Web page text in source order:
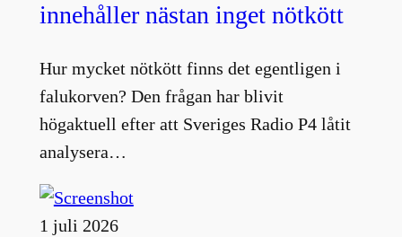
innehåller nästan inget nötkött
Hur mycket nötkött finns det egentligen i
falukorven? Den frågan har blivit
högaktuell efter att Sveriges Radio P4 låtit
analysera…
1 juli 2026